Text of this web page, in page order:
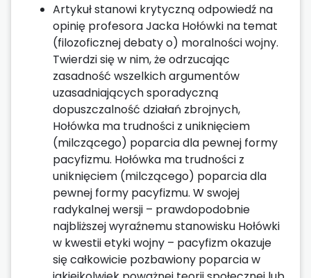
Artykuł stanowi krytyczną odpowiedź na
opinię profesora Jacka Hołówki na temat
(filozoficznej debaty o) moralności wojny.
Twierdzi się w nim, że odrzucając
zasadność wszelkich argumentów
uzasadniających sporadyczną
dopuszczalność działań zbrojnych,
Hołówka ma trudności z uniknięciem
(milczącego) poparcia dla pewnej formy
pacyfizmu. Hołówka ma trudności z
uniknięciem (milczącego) poparcia dla
pewnej formy pacyfizmu. W swojej
radykalnej wersji – prawdopodobnie
najbliższej wyraźnemu stanowisku Hołówki
w kwestii etyki wojny – pacyfizm okazuje
się całkowicie pozbawiony poparcia w